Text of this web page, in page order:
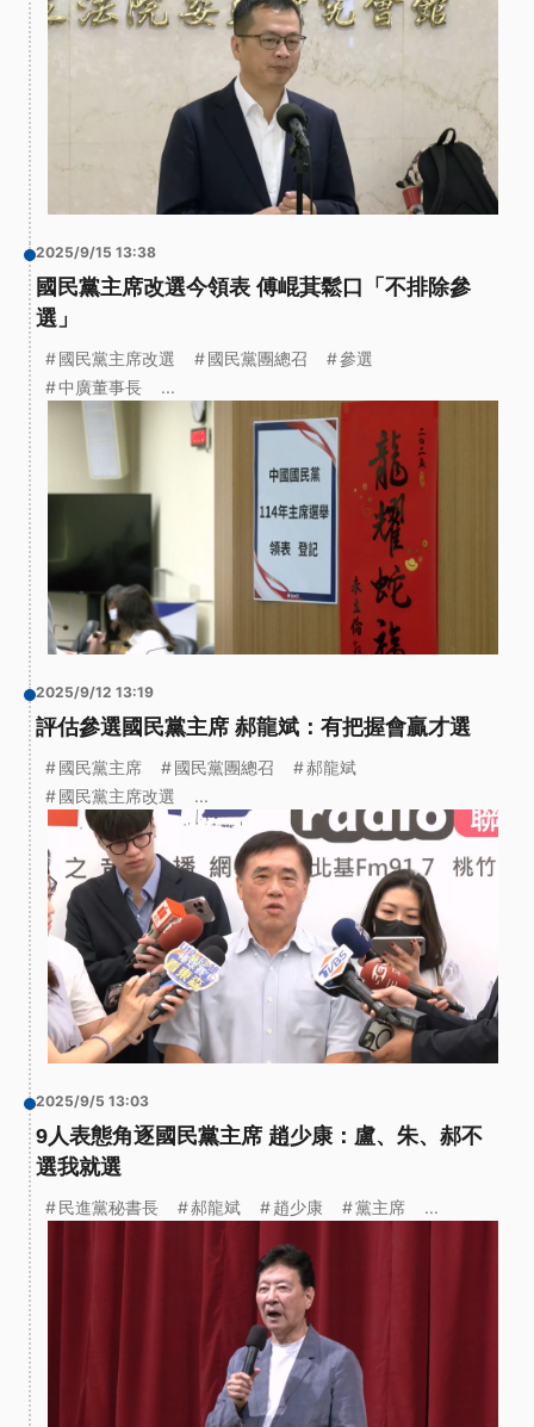
2025/9/15 13:38
國民黨主席改選今領表 傅崐萁鬆口「不排除參
選」
國民黨主席改選 國民黨團總召
參選
中廣董事長
...
2025/9/12 13:19
評估參選國民黨主席 郝龍斌：有把握會贏才選
國民黨主席 國民黨團總召
郝龍斌
國民黨主席改選
...
2025/9/5 13:03
9人表態角逐國民黨主席 趙少康：盧、朱、郝不
選我就選
民進黨秘書長 郝龍斌 趙少康 黨主席 ...